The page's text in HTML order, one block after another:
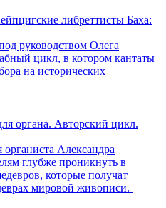
либреттисты Баха:
руководством Олега
цикл, в котором кантаты
на исторических
органа. Авторский цикл.
Александра
глубже проникнуть в
которые получат
мировой живописи.